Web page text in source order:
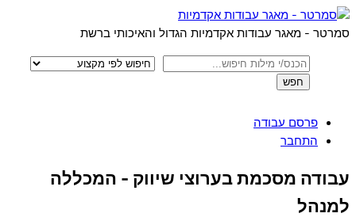
Skip
to
Menu
סמרטר - מאגר עבודות אקדמיות הגדול והאיכותי ברשת
פרסם עבודה
התחבר
Menu
עבודה מסכמת בערוצי שיווק - המכללה
למנהל